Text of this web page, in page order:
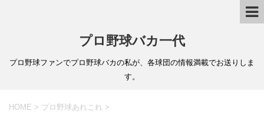
プロ野球バカ一代
プロ野球ファンでプロ野球バカの私が、各球団の情報満載でお送りしま
す。
HOME > プロ野球あれこれ >